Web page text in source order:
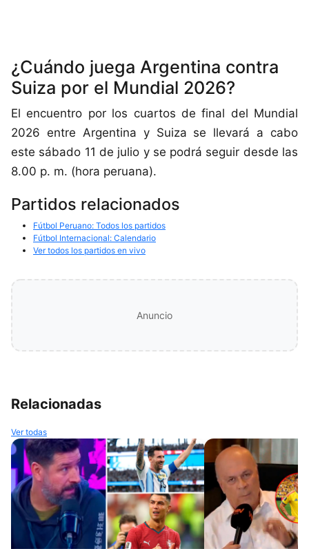
¿Cuándo juega Argentina contra
Suiza por el Mundial 2026?
El encuentro por los cuartos de final del Mundial
2026 entre Argentina y Suiza se llevará a cabo
este sábado 11 de julio y se podrá seguir desde las
8.00 p. m. (hora peruana).
Partidos relacionados
Fútbol Peruano: Todos los partidos
Fútbol Internacional: Calendario
Ver todos los partidos en vivo
Anuncio
Relacionadas
Ver todas